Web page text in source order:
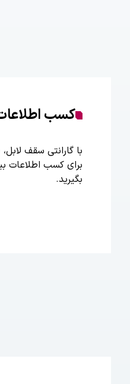
کسب
با گارانتی سقف
برای کسب اطلاعات
بگیرید.